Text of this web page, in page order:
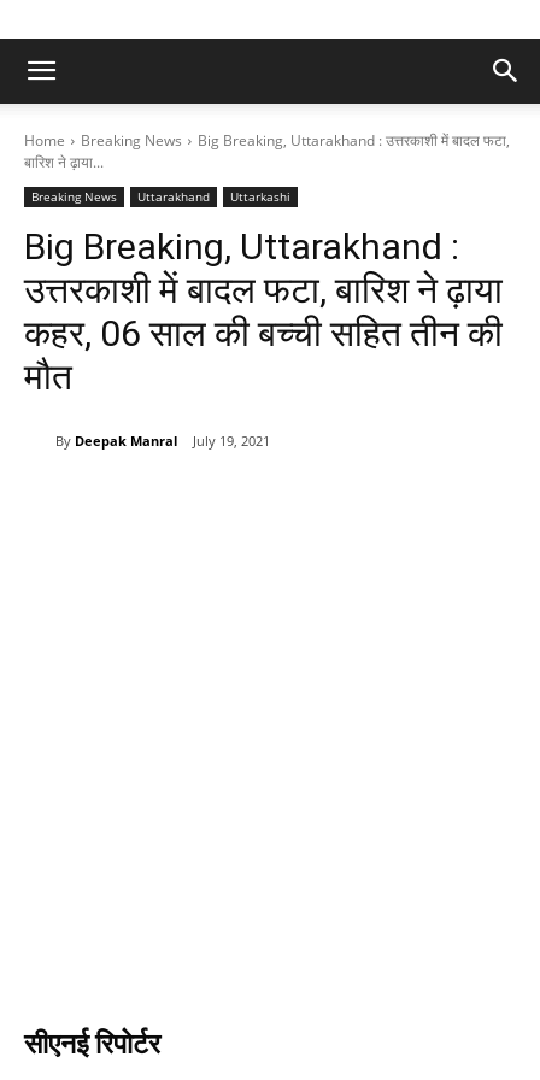
Home Breaking News
Big Breaking, Uttarakhand : उत्तरकाशी में बादल फटा,
बारिश ने ढ़ाया...
Breaking News Uttarakhand Uttarkashi
Big Breaking, Uttarakhand :
उत्तरकाशी में बादल फटा, बारिश ने ढ़ाया
कहर, 06 साल की बच्ची सहित तीन की
मौत
By Deepak Manral July 19, 2021
सीएनई रिपोर्टर